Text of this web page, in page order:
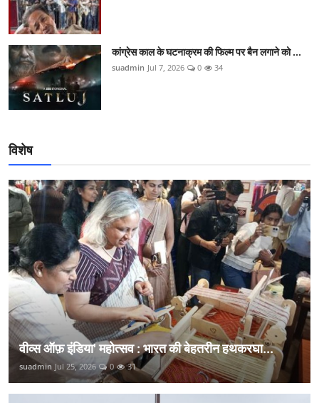
कांग्रेस काल के घटनाक्रम की फिल्म पर बैन लगाने को ...
suadmin Jul 7, 2026 0 34
विशेष
वीव्स ऑफ़ इंडिया' महोत्सव : भारत की बेहतरीन हथकरघा...
suadmin Jul 25, 2026 0 31